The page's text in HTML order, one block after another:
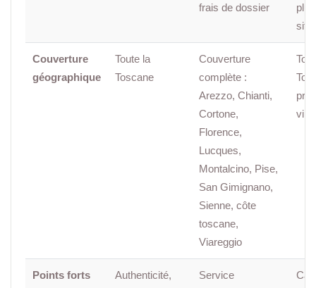
frais de dossier
Couverture
géographique
Toute la
Toscane
Couverture
complète :
Arezzo, Chianti,
Cortone,
Florence,
Lucques,
Montalcino, Pise,
San Gimignano,
Sienne, côte
toscane,
Viareggio
Points forts
Authenticité,
Service